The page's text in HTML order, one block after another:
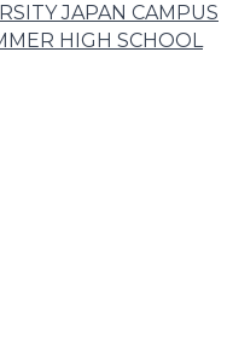
JAPAN CAMPUS
HIGH SCHOOL